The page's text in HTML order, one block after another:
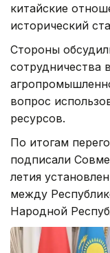
китайские
исторический
Стороны
сотрудничества
вопрос
ресурсов.
По итогам
подписали
летия
между
Народной